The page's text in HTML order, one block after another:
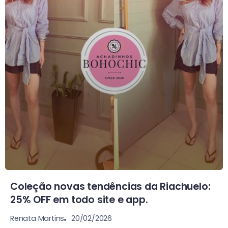
Coleção novas tendências da Riachuelo:
25% OFF em todo site e app.
Renata Martins 20/02/2026